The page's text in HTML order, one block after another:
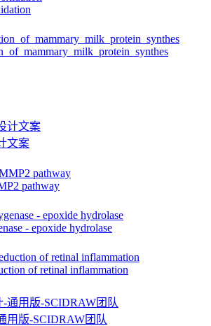
文案
pathway
- epoxide hydrolase
of retinal inflammation
用版-SCIDRAW团队